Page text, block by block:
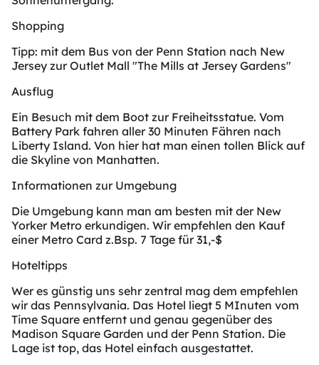
Shopping
Tipp: mit dem Bus von der Penn Station nach New
Jersey zur Outlet Mall "The Mills at Jersey Gardens"
Ausflug
Ein Besuch mit dem Boot zur Freiheitsstatue. Vom
Battery Park fahren aller 30 Minuten Fähren nach
Liberty Island. Von hier hat man einen tollen Blick auf
die Skyline von Manhatten.
Informationen zur Umgebung
Die Umgebung kann man am besten mit der New
Yorker Metro erkundigen. Wir empfehlen den Kauf
einer Metro Card z.Bsp. 7 Tage für 31,-$
Hoteltipps
Wer es günstig uns sehr zentral mag dem empfehlen
wir das Pennsylvania. Das Hotel liegt 5 MInuten vom
Time Square entfernt und genau gegenüber des
Madison Square Garden und der Penn Station. Die
Lage ist top, das Hotel einfach ausgestattet.